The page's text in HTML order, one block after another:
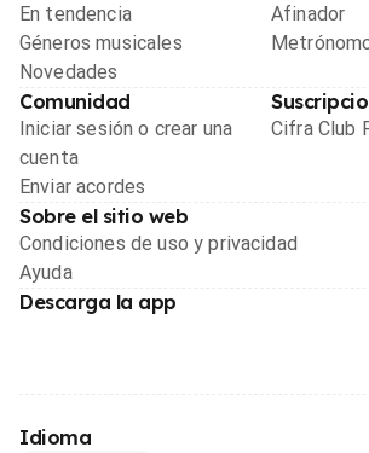
En tendencia
Géneros musicales
Novedades
Afinador
Comunidad
Iniciar sesión o crear una
cuenta
Enviar acordes
Cifra Club
Sobre el sitio web
Condiciones de uso y privacidad
Ayuda
Descarga la app
Idioma